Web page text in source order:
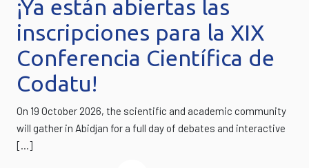
¡Ya están abiertas las
inscripciones para la XIX
Conferencia Científica de
Codatu!
On 19 October 2026, the scientific and academic community
will gather in Abidjan for a full day of debates and interactive
[…]